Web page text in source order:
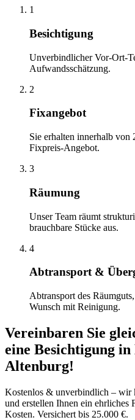
1
Besichtigung
Unverbindlicher Vor-Ort-
Aufwandsschätzung.
2
Fixangebot
Sie erhalten innerhalb von
Fixpreis-Angebot.
3
Räumung
Unser Team räumt
brauchbare Stücke aus.
4
Abtransport &
Abtransport des
Wunsch mit Reinigung.
Vereinbaren Sie
eine Besichtigung in
Altenburg!
Kostenlos & unverbindlich – wir
und erstellen Ihnen ein ehrliches
Kosten. Versichert bis 25.000 €.